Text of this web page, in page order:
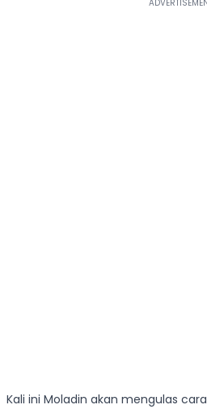
Kali ini Moladin akan mengulas cara